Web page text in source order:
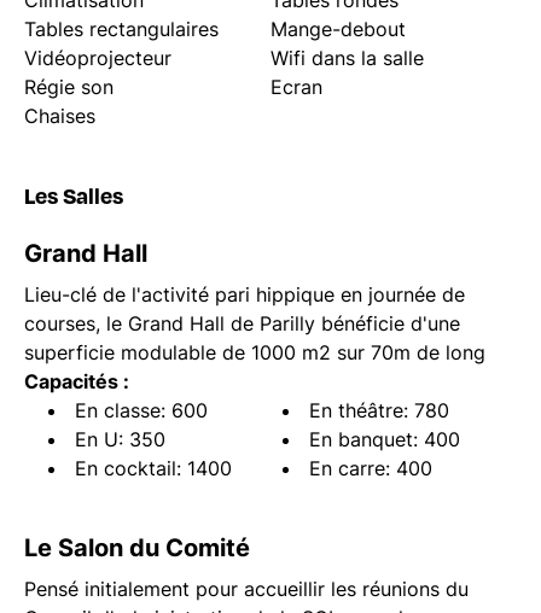
Tables rectangulaires
Mange-debout
Vidéoprojecteur
Wifi dans la salle
Régie son
Ecran
Chaises
Les Salles
Grand Hall
Lieu-clé de l'activité pari hippique en journée de
courses, le Grand Hall de Parilly bénéficie d'une
superficie modulable de 1000 m2 sur 70m de long
Capacités :
En classe: 600
En théâtre: 780
En U: 350
En banquet: 400
En cocktail: 1400
En carre: 400
Le Salon du Comité
Pensé initialement pour accueillir les réunions du